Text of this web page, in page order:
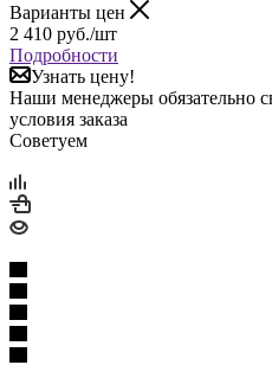
Варианты цен
2 410 руб./шт
Подробности
Узнать цену!
Наши менеджеры обязательно
условия заказа
Советуем